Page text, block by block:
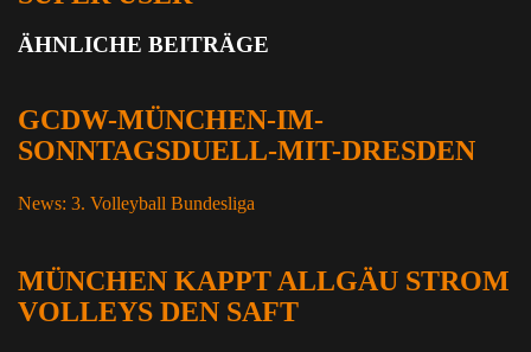
ÄHNLICHE BEITRÄGE
GCDW-MÜNCHEN-IM-
SONNTAGSDUELL-MIT-DRESDEN
News: 3. Volleyball Bundesliga
MÜNCHEN KAPPT ALLGÄU STROM
VOLLEYS DEN SAFT